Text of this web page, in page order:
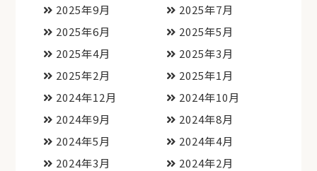
2025年9月
2025年7月
2025年6月
2025年5月
2025年4月
2025年3月
2025年2月
2025年1月
2024年12月
2024年10月
2024年9月
2024年8月
2024年5月
2024年4月
2024年3月
2024年2月